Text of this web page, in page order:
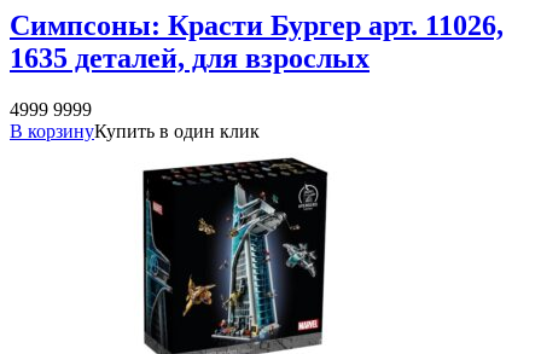
Симпсоны: Красти Бургер арт. 11026,
1635 деталей, для взрослых
4999 9999
В корзинуКупить в один клик